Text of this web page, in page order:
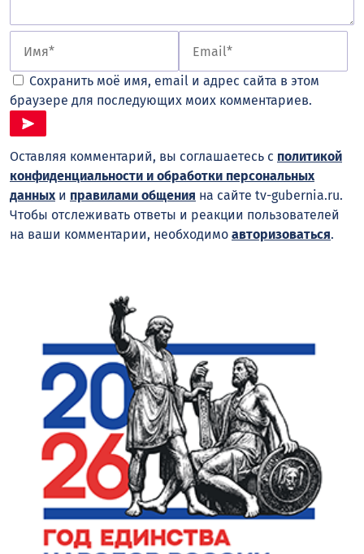
Сохранить моё имя, email и адрес сайта в этом
браузере для последующих моих комментариев.
Оставляя комментарий, вы соглашаетесь с политикой
конфиденциальности и обработки персональных
данныхи правилами общения на сайте tv-gubernia.ru.
Чтобы отслеживать ответы и реакции пользователей
на ваши комментарии, необходимо авторизоваться.